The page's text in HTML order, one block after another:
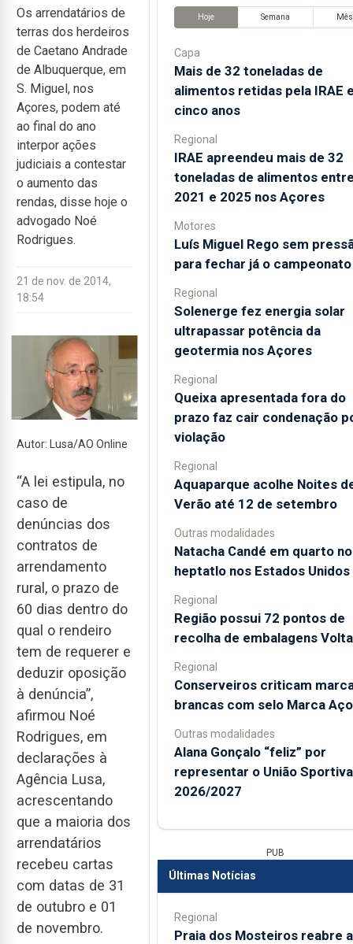
Os arrendatários de
terras dos herdeiros
de Caetano Andrade
de Albuquerque, em
S. Miguel, nos
Açores, podem até
ao final do ano
interpor ações
judiciais a contestar
o aumento das
rendas, disse hoje o
advogado Noé
Rodrigues.
21 de nov. de 2014,
18:54
Autor: Lusa/AO Online
“A lei estipula, no
caso de
denúncias dos
contratos de
arrendamento
rural, o prazo de
60 dias dentro do
qual o rendeiro
tem de requerer e
deduzir oposição
à denúncia”,
afirmou Noé
Rodrigues, em
declarações à
Agência Lusa,
acrescentando
que a maioria dos
arrendatários
recebeu cartas
com datas de 31
de outubro e 01
de novembro.
Hoje Semana Mês
Capa
Mais de 32 toneladas de
alimentos retidas pela IRAE
cinco anos
Regional
IRAE apreendeu mais de 32
toneladas de alimentos
2021 e 2025 nos Açores
Motores
Luís Miguel Rego sem
para fechar já o campeonato
Regional
Solenerge fez energia solar
ultrapassar potência da
geotermia nos Açores
Regional
Queixa apresentada fora do
prazo faz cair condenação
violação
Regional
Aquaparque acolhe Noites
Verão até 12 de setembro
Outras modalidades
Natacha Candé em quarto no
heptatlo nos Estados Unidos
Regional
Região possui 72 pontos de
recolha de embalagens Volta
Regional
Conserveiros criticam
brancas com selo Marca
Outras modalidades
Alana Gonçalo “feliz” por
representar o União
2026/2027
PUB
Últimas Notícias
Regional
Praia dos Mosteiros reabre a